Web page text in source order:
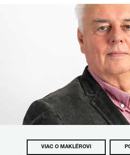
VIAC O MAKLÉROVI